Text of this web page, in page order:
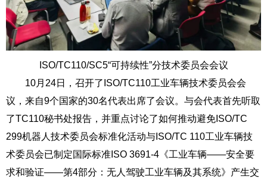
ISO/TC110/SC5“可持续性”分技术委员会会议
10月 24日，召开了 ISO/TC110工业车辆技术委员会会
议，来自9个国家的30名代表出席了会议。与会代表首先听取
了TC110秘书处报告，并重点讨论了如何推动避免 ISO/TC
299机器人技术委员会标准化活动与 ISO/TC 110工业车辆技
术委员会已制定国际标准 ISO 3691-4 《工业车辆——安全要
求和验证——第4部分：无人驾驶工业车辆及其系统》产生交